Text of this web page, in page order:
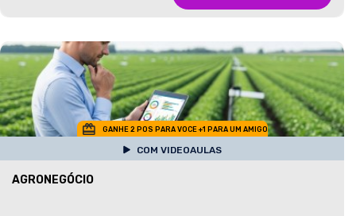
GANHE 2 POS PARA VOCE +1 PARA UM AMIGO
COM VIDEOAULAS
AGRONEGÓCIO